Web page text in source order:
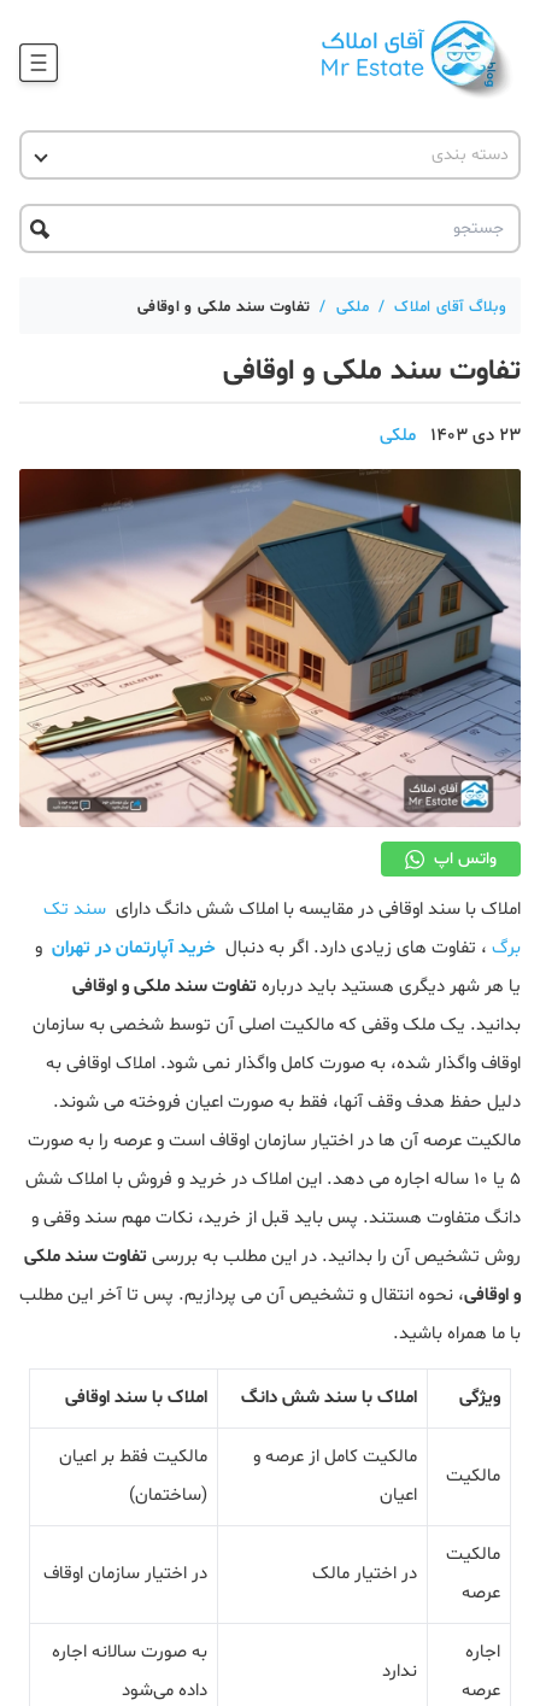
آموزش املاک
حقوقی
دسته بندی
آقای مشاور املاک
آکادمی آقای املاک
آموزش املاک
آموزش پلتفرم آقای املاک
حقوقی
دکوراسیون
صنعت ساختمان
محله گردی
معماری
ملکی
همایش و نمایشگاه
وبلاگ آقای املاک / ملکی / تفاوت سند ملکی و اوقافی
تفاوت سند ملکی و اوقافی
23 دی 1403 ملکی
واتس اپ
املاک با سند اوقافی در مقایسه با املاک شش دانگ دارای سند تک
برگ ، تفاوت های زیادی دارد. اگر به دنبال خرید آپارتمان در تهران و
یا هر شهر دیگری هستید باید درباره تفاوت سند ملکی و اوقافی
بدانید. یک ملک وقفی که مالکیت اصلی آن توسط شخصی به سازمان
اوقاف واگذار شده، به صورت کامل واگذار نمی شود. املاک اوقافی به
دلیل حفظ هدف وقف آنها، فقط به صورت اعیان فروخته می شوند.
مالکیت عرصه آن ها در اختیار سازمان اوقاف است و عرصه را به صورت
5 یا 10 ساله اجاره می دهد. این املاک در خرید و فروش با املاک شش
دانگ متفاوت هستند. پس باید قبل از خرید، نکات مهم سند وقفی و
روش تشخیص آن را بدانید. در این مطلب به بررسی تفاوت سند ملکی
و اوقافی، نحوه انتقال و تشخیص آن می پردازیم. پس تا آخر این مطلب
با ما همراه باشید.
ویژگی املاک با سند شش دانگ املاک با سند اوقافی
مالکیت
مالکیت کامل از عرصه و
اعیان
مالکیت فقط بر اعیان
(ساختمان)
مالکیت
عرصه
در اختیار مالک در اختیار سازمان اوقاف
اجاره
عرصه
ندارد
به صورت سالانه اجاره
داده می‌شود